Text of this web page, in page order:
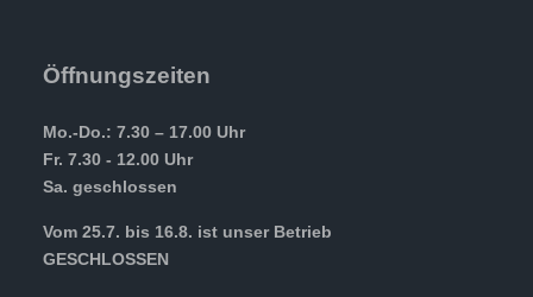
Öffnungszeiten
Mo.-Do.: 7.30 – 17.00 Uhr
Fr. 7.30 - 12.00 Uhr
Sa. geschlossen
Vom 25.7. bis 16.8. ist unser Betrieb
GESCHLOSSEN